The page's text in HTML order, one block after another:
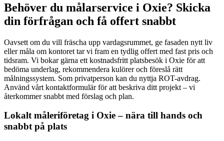
Behöver du målarservice i Oxie? Skicka
din förfrågan och få offert snabbt
Oavsett om du vill fräscha upp vardagsrummet, ge fasaden nytt liv
eller måla om kontoret tar vi fram en tydlig offert med fast pris och
tidsram. Vi bokar gärna ett kostnadsfritt platsbesök i Oxie för att
bedöma underlag, rekommendera kulörer och föreslå rätt
målningssystem. Som privatperson kan du nyttja ROT-avdrag.
Använd vårt kontaktformulär för att beskriva ditt projekt – vi
återkommer snabbt med förslag och plan.
Lokalt måleriföretag i Oxie – nära till hands och
snabbt på plats